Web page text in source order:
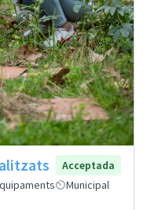
Acceptada
Municipal